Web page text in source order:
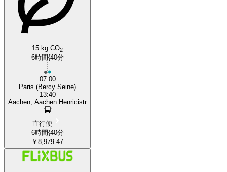
15 kg CO2
6時間{40分
07:00
Paris (Bercy Seine)
13:40
Aachen, Aachen Henricistr
直行便
6時間{40分
￥8,979.47